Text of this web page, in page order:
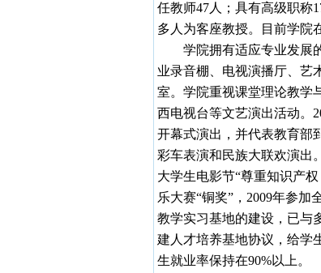
任教师47人；具有高级职称
多人为客座教授。目前学院
学院拥有适应专业发展的
业录音棚、电视演播厅、艺
室。学院重视课堂理论教学
西电视台等文艺演出活动。
开幕式演出，并代表教育部
彩车表演和民族大联欢演出
大学生电影节“尊重知识产
乐大赛“铜奖”， 2009年参加
教学实习基地的建设，已与
建人才培养基地协议，给学
生就业率保持在90%以上。